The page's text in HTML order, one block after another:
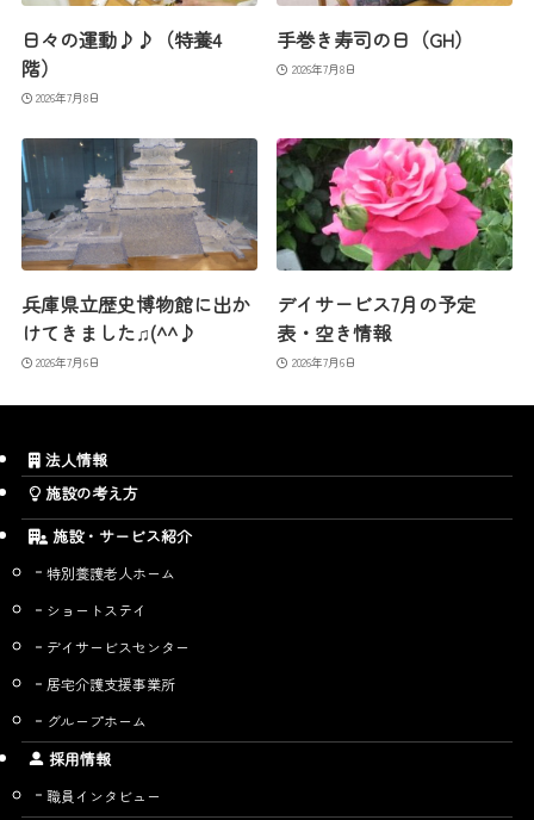
日々の運動♪♪（特養4
階）
2026年7月8日
手巻き寿司の日（GH）
2026年7月8日
兵庫県立歴史博物館に出か
けてきました♫(^^♪
2026年7月6日
デイサービス7月の予定
表・空き情報
2026年7月6日
法人情報
施設の考え方
施設・サービス紹介
特別養護老人ホーム
ショートステイ
デイサービスセンター
居宅介護支援事業所
グループホーム
採用情報
職員インタビュー